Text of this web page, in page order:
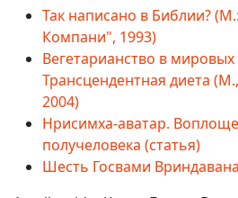
Так написано в Библии?
Компани", 1993)
Вегетарианство в мировых
Трансцендентная диета
2004)
Нрисимха-аватар.
получеловека (статья)
Шесть Госвами Вриндавана